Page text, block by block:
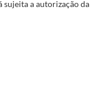
sujeita a autorização da